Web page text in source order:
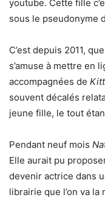
youtube. Cette fille
sous le pseudonyme
C’est depuis 2011,
s’amuse à mettre en
accompagnées de
souvent décalés
jeune fille, le tout
Pendant neuf mois
Elle aurait pu
devenir actrice dans
librairie que l’on va